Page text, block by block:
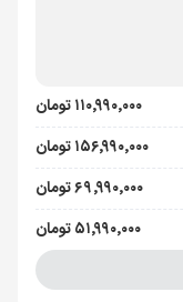
۱۱۰٬۹۹۰٬۰۰۰ تومان
۱۵۶٬۹۹۰٬۰۰۰ تومان
۶۹٬۹۹۰٬۰۰۰ تومان
۵۱٬۹۹۰٬۰۰۰ تومان